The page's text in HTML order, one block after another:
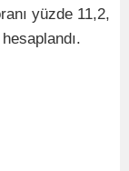
yüzde 11,2,